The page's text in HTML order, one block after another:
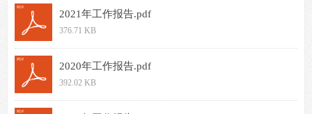
2021年工作报告.pdf
376.71 KB
2020年工作报告.pdf
392.02 KB